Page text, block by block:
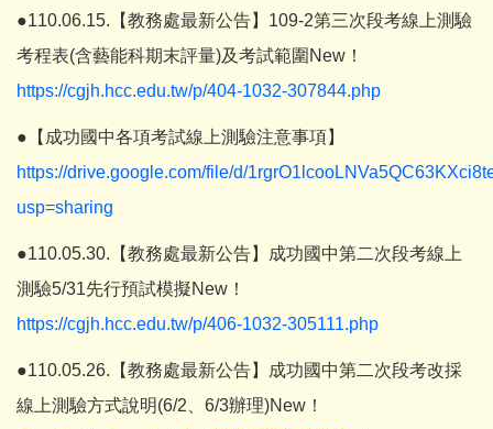
●110.06.15.【教務處最新公告】109-2第三次段考線上測驗
考程表(含藝能科期末評量)及考試範圍New！
https://cgjh.hcc.edu.tw/p/404-1032-307844.php
●【成功國中各項考試線上測驗注意事項】
https://drive.google.com/file/d/
usp=sharing
●110.05.30.【教務處最新公告】成功國中第二次段考線上
測驗5/31先行預試模擬New！
https://cgjh.hcc.edu.tw/p/406-1032-305111.php
●110.05.26.【教務處最新公告】成功國中第二次段考改採
線上測驗方式說明(6/2、6/3辦理)New！